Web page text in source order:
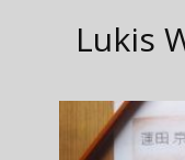
Lukis